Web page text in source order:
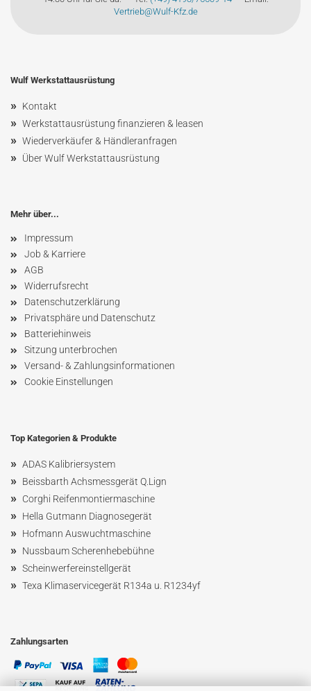
Vertrieb@Wulf-Kfz.de
Wulf Werkstattausrüstung
» Kontakt
» Werkstattausrüstung finanzieren & leasen
» Wiederverkäufer & Händleranfragen
» Über Wulf Werkstattausrüstung
Mehr über...
Impressum
Job & Karriere
AGB
Widerrufsrecht
Datenschutzerklärung
Privatsphäre und Datenschutz
Batteriehinweis
Sitzung unterbrochen
Versand- & Zahlungsinformationen
Cookie Einstellungen
Top Kategorien & Produkte
» ADAS Kalibriersystem
» Beissbarth Achsmessgerät Q.Lign
» Corghi Reifenmontiermaschine
» Hella Gutmann Diagnosegerät
» Hofmann Auswuchtmaschine
» NussbaumScherenhebebühne
» Scheinwerfereinstellgerät
» Texa Klimaservicegerät R134a u. R1234yf
Zahlungsarten